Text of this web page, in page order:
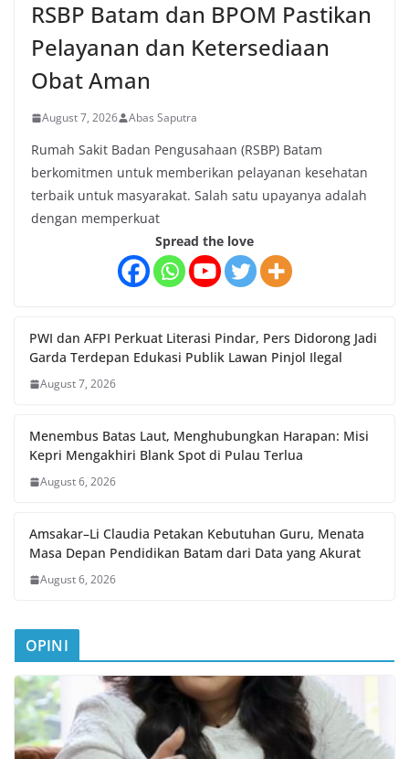
RSBP Batam dan BPOM Pastikan
Pelayanan dan Ketersediaan
Obat Aman
August 7, 2026 Abas Saputra
Rumah Sakit Badan Pengusahaan (RSBP) Batam
berkomitmen untuk memberikan pelayanan kesehatan
terbaik untuk masyarakat. Salah satu upayanya adalah
dengan memperkuat
Spread the love
PWI dan AFPI Perkuat Literasi Pindar, Pers Didorong Jadi
Garda Terdepan Edukasi Publik Lawan Pinjol Ilegal
August 7, 2026
Menembus Batas Laut, Menghubungkan Harapan: Misi
Kepri Mengakhiri Blank Spot di Pulau Terlua
August 6, 2026
Amsakar–Li Claudia Petakan Kebutuhan Guru, Menata
Masa Depan Pendidikan Batam dari Data yang Akurat
August 6, 2026
OPINI